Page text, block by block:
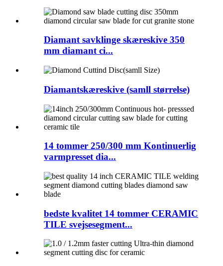
Diamant savklinge skæreskive 350
mm diamant ci...
Diamantskæreskive (samll størrelse)
14 tommer 250/300 mm Kontinuerlig
varmpresset dia...
bedste kvalitet 14 tommer CERAMIC
TILE svejsesegment...